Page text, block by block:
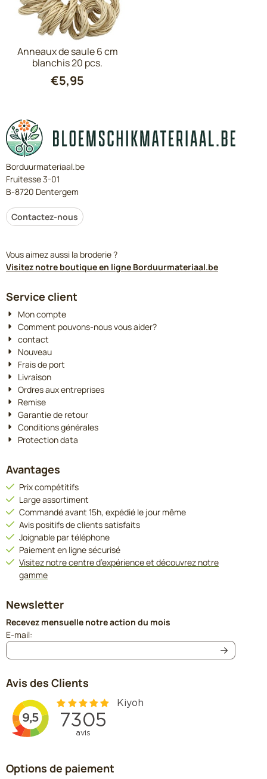
Anneaux de saule 6 cm
blanchis 20 pcs.
€5,95
Borduurmateriaal.be
Fruitesse 3-01
B-8720 Dentergem
Contactez-nous
Vous aimez aussi la broderie ?
Visitez notre boutique en ligne Borduurmateriaal.be
Service client
Mon compte
Comment pouvons-nous vous aider?
contact
Nouveau
Frais de port
Livraison
Ordres aux entreprises
Remise
Garantie de retour
Conditions générales
Protection data
Avantages
Prix compétitifs
Large assortiment
Commandé avant 15h, expédié le jour même
Avis positifs de clients satisfaits
Joignable par téléphone
Paiement en ligne sécurisé
Visitez notre centre d’expérience et découvrez notre
gamme
Newsletter
Recevez mensuelle notre action du mois
E-mail:
Avis des Clients
Options de paiement